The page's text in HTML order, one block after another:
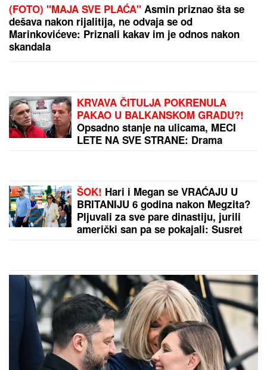
joj pevač dolazi u snove!
im je doživotna karakterna crta
U SRBIJI AKTIVNO ŠEST POŽARA:Najveći u
Deliblatskoj peščari — zatvoren deo puta Kovin-Bela
Crkva (VIDEO)